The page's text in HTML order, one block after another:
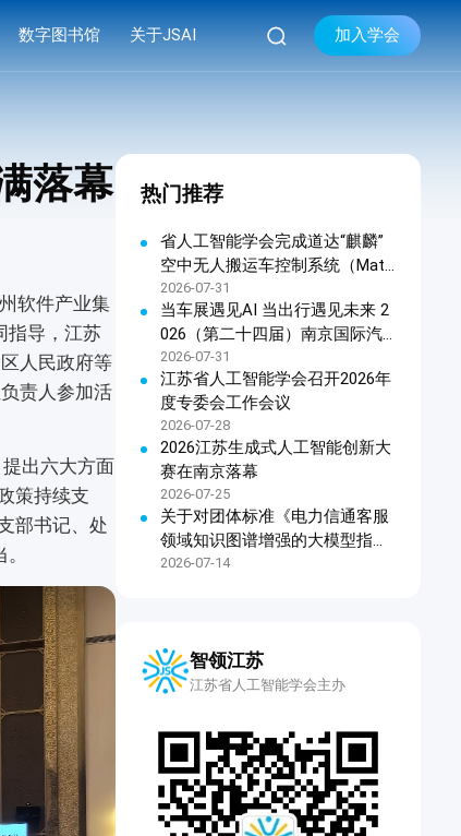
数字图书馆
资料下载
关于JSAI
现任领导
学会章程
联系我们
 加入学会
落幕
软件产业集
指导，江苏
人民政府等
责人参加活
出六大方面
策持续支
部书记、处
热门推荐
省人工智能学会完成道达“麒麟”
空中无人搬运车控制系统（Matri
x OHTC天车软件控制系统）科
技成果鉴定
2026-07-31
当车展遇见AI 当出行遇见未来 2
026（第二十四届）南京国际汽
车展览会暨江苏人工智能终端产
品展览会新闻发布会在宁召开
2026-07-31
江苏省人工智能学会召开2026年
度专委会工作会议
2026-07-28
2026江苏生成式人工智能创新大
赛在南京落幕
2026-07-25
关于对团体标准《电力信通客服
领域知识图谱增强的大模型指令
微调技术规范》公开征求意见的
2026-07-14
智领江苏
江苏省人工智能学会主办